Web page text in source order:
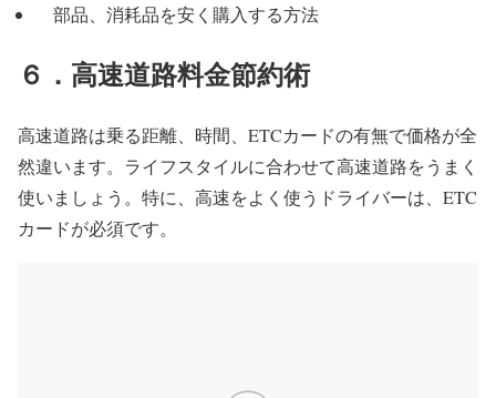
部品、消耗品を安く購入する方法
６．高速道路料金節約術
高速道路は乗る距離、時間、ETCカードの有無で価格が全
然違います。ライフスタイルに合わせて高速道路をうまく
使いましょう。特に、高速をよく使うドライバーは、ETC
カードが必須です。